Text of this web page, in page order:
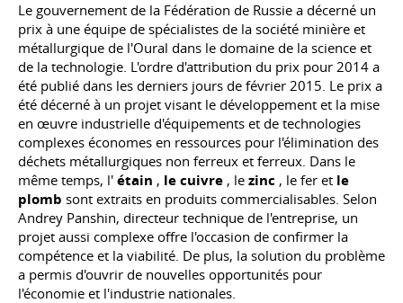
Le gouvernement de la Fédération de Russie a décerné un
prix à une équipe de spécialistes de la société minière et
métallurgique de l'Oural dans le domaine de la science et
de la technologie. L'ordre d'attribution du prix pour 2014 a
été publié dans les derniers jours de février 2015. Le prix a
été décerné à un projet visant le développement et la mise
en œuvre industrielle d'équipements et de technologies
complexes économes en ressources pour l'élimination des
déchets métallurgiques non ferreux et ferreux. Dans le
même temps, l' étain , le cuivre , le zinc , le fer et le
plomb sont extraits en produits commercialisables. Selon
Andrey Panshin, directeur technique de l'entreprise, un
projet aussi complexe offre l'occasion de confirmer la
compétence et la viabilité. De plus, la solution du problème
a permis d'ouvrir de nouvelles opportunités pour
l'économie et l'industrie nationales.